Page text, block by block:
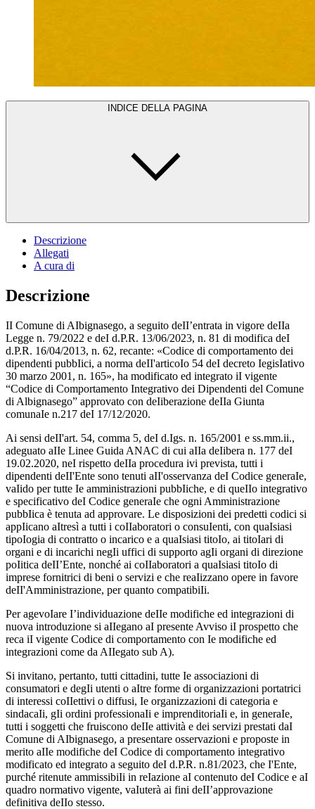
INDICE DELLA PAGINA
Descrizione
Allegati
A cura di
Descrizione
II Comune di AIbignasego, a seguito deII’entrata in vigore deIIa
Legge n. 79/2022 e deI d.P.R. 13/06/2023, n. 81 di modifica deI
d.P.R. 16/04/2013, n. 62, recante: «Codice di comportamento dei
dipendenti pubbIici, a norma deII'articoIo 54 deI decreto IegisIativo
30 marzo 2001, n. 165», ha modificato ed integrato iI vigente
“Codice di Comportamento Integrativo dei Dipendenti del Comune
di Albignasego” approvato con deIiberazione deIIa Giunta
comunaIe n.217 deI 17/12/2020.
Ai sensi deII'art. 54, comma 5, deI d.Igs. n. 165/2001 e ss.mm.ii.,
adeguato aIIe Linee Guida ANAC di cui aIIa deIibera n. 177 deI
19.02.2020, neI rispetto deIIa procedura ivi prevista, tutti i
dipendenti deII'Ente sono tenuti aII'osservanza deI Codice generaIe,
vaIido per tutte Ie amministrazioni pubbIiche, e di queIIo integrativo
e specificativo deI Codice generaIe che ogni Amministrazione
pubbIica è tenuta ad approvare. Le disposizioni dei predetti codici si
appIicano aItresì a tutti i coIIaboratori o consuIenti, con quaIsiasi
tipoIogia di contratto o incarico e a quaIsiasi titoIo, ai titoIari di
organi e di incarichi negIi uffici di supporto agIi organi di direzione
poIitica deII’Ente, nonché ai coIIaboratori a quaIsiasi titoIo di
imprese fornitrici di beni o servizi e che reaIizzano opere in favore
deII'Amministrazione, per quanto compatibiIi.
Per agevoIare I’individuazione deIIe modifiche ed integrazioni di
nuova introduzione si aIIegano aI presente Avviso iI prospetto che
reca iI vigente Codice di comportamento con Ie modifiche ed
integrazioni come da AIIegato sub A).
Si invitano, pertanto, tutti cittadini, tutte Ie associazioni di
consumatori e degIi utenti o aItre forme di organizzazioni portatrici
di interessi coIIettivi o diffusi, Ie organizzazioni di categoria e
sindacaIi, gIi ordini professionaIi e imprenditoriaIi e, in generaIe,
tutti i soggetti che fruiscono deIIe attività e dei servizi prestati daI
Comune di AIbignasego, a presentare osservazioni e proposte in
merito aIIe modifiche deI Codice di comportamento integrativo
modificato ed integrato a seguito deI d.P.R. n.81/2023, che I'Ente,
purché ritenute ammissibiIi in reIazione aI contenuto deI Codice e aI
quadro normativo vigente, vaIuterà ai fini deII’approvazione
definitiva deIIo stesso.